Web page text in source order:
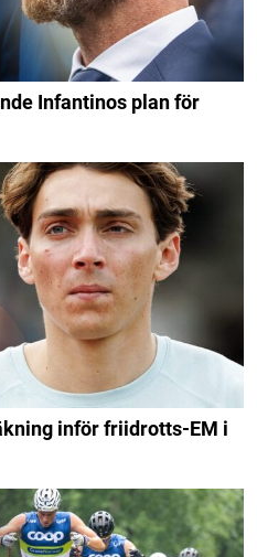
Infantinos plan för
inför friidrotts-EM i